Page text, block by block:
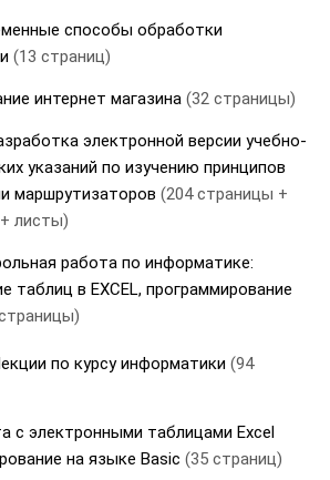
способы обработки
(13 страниц)
интернет магазина (32 страницы)
электронной версии учебно-
указаний по изучению принципов
маршрутизаторов (204 страницы +
листы)
работа по информатике:
таблиц в EXCEL, программирование
по курсу информатики (94
с электронными таблицами Excel
на языке Basic (35 страниц)